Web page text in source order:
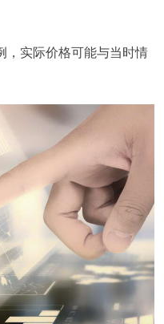
，实际价格可能与当时情